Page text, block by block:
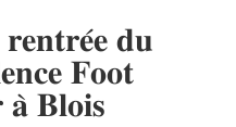
𝐝𝐮
𝐅𝐨𝐨𝐭
𝐁𝐥𝐨𝐢𝐬